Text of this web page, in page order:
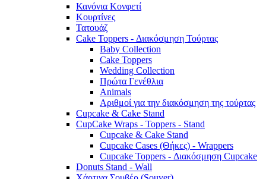
Κανόνια Κονφετί
Κουρτίνες
Τατουάζ
Cake Toppers - Διακόσμηση Τούρτας
Baby Collection
Cake Toppers
Wedding Collection
Πρώτα Γενέθλια
Animals
Αριθμοί για την διακόσμηση της τούρτας
Cupcake & Cake Stand
CupCake Wraps - Toppers - Stand
Cupcake & Cake Stand
Cupcake Cases (Θήκες) - Wrappers
Cupcake Toppers - Διακόσμηση Cupcake
Donuts Stand - Wall